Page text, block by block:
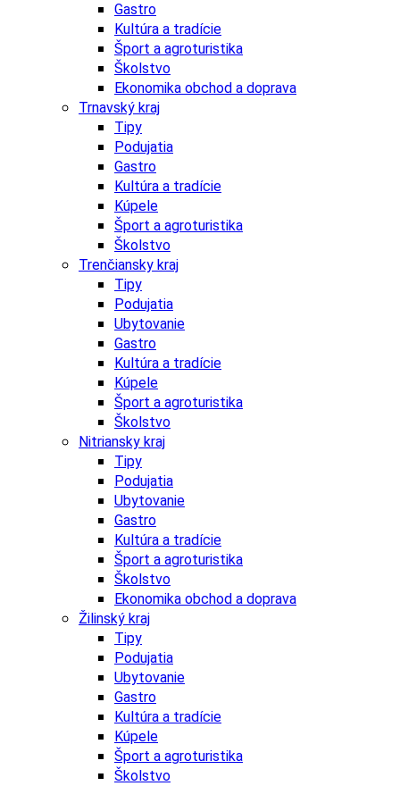
Gastro
Kultúra a tradície
Šport a agroturistika
Školstvo
Ekonomika obchod a doprava
Trnavský kraj
Tipy
Podujatia
Gastro
Kultúra a tradície
Kúpele
Šport a agroturistika
Školstvo
Trenčiansky kraj
Tipy
Podujatia
Ubytovanie
Gastro
Kultúra a tradície
Kúpele
Šport a agroturistika
Školstvo
Nitriansky kraj
Tipy
Podujatia
Ubytovanie
Gastro
Kultúra a tradície
Šport a agroturistika
Školstvo
Ekonomika obchod a doprava
Žilinský kraj
Tipy
Podujatia
Ubytovanie
Gastro
Kultúra a tradície
Kúpele
Šport a agroturistika
Školstvo